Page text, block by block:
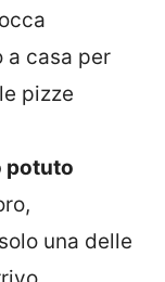
a casa per
pizze
potuto
una delle